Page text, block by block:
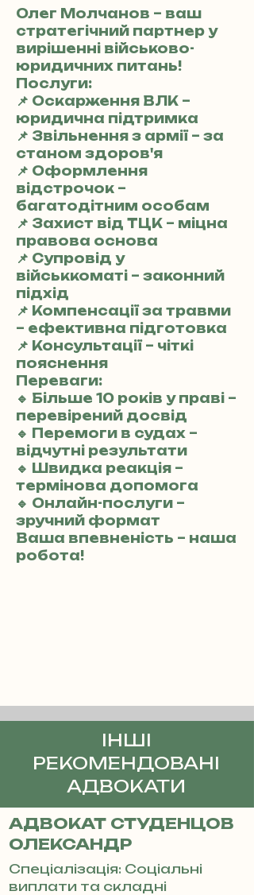
Олег Молчанов – ваш
стратегічний партнер у
вирішенні військово-
юридичних питань!
Послуги:
📌 Оскарження ВЛК –
юридична підтримка
📌 Звільнення з армії – за
станом здоров'я
📌 Оформлення
відстрочок –
багатодітним особам
📌 Захист від ТЦК – міцна
правова основа
📌 Супровід у
військкоматі – законний
підхід
📌 Компенсації за травми
– ефективна підготовка
📌 Консультації – чіткі
пояснення
Переваги:
🔹 Більше 10 років у праві –
перевірений досвід
🔹 Перемоги в судах –
відчутні результати
🔹 Швидка реакція –
термінова допомога
🔹 Онлайн-послуги –
зручний формат
Ваша впевненість – наша
робота!
ІНШІ
РЕКОМЕНДОВАНІ
АДВОКАТИ
АДВОКАТ СТУДЕНЦОВ
ОЛЕКСАНДР
Спеціалізація: Соціальні
виплати та складні